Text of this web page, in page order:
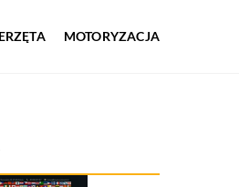
MOTORYZACJA